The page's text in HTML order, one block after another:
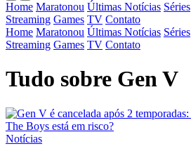
Home Maratonou Últimas Notícias Séries
Streaming Games TV Contato
Home Maratonou Últimas Notícias Séries
Streaming Games TV Contato
Tudo sobre Gen V
Notícias